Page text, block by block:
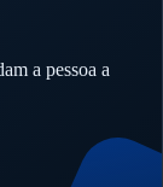
a pessoa a